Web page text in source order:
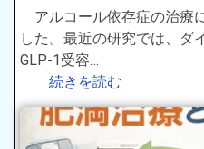
アルコール依存症の治療
した。最近の研究では、ダ
GLP-1受容…
続きを読む